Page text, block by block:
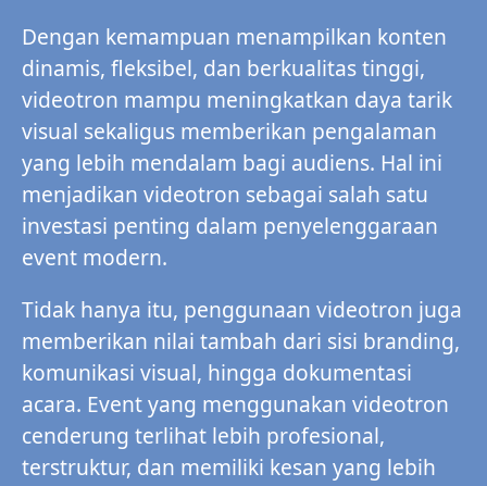
Dengan kemampuan menampilkan konten
dinamis, fleksibel, dan berkualitas tinggi,
videotron mampu meningkatkan daya tarik
visual sekaligus memberikan pengalaman
yang lebih mendalam bagi audiens. Hal ini
menjadikan videotron sebagai salah satu
investasi penting dalam penyelenggaraan
event modern.
Tidak hanya itu, penggunaan videotron juga
memberikan nilai tambah dari sisi branding,
komunikasi visual, hingga dokumentasi
acara. Event yang menggunakan videotron
cenderung terlihat lebih profesional,
terstruktur, dan memiliki kesan yang lebih